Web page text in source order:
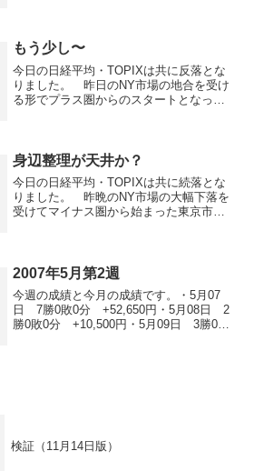
12,550円近辺で...
もう少し〜
今日の日経平均・TOPIXは共に反落とな
りました。 昨日のNY市場の地合を受け
る形でプラス圏からのスタートとなった
ることが出来...
身辺整理が天井か？
今日の日経平均・TOPIXは共に続落とな
りました。 昨晩のNY市場の大幅下落を
受けてマイナス圏から始まった東京市場
場に入ってからは、...
2007年5月第2週
今週の成績と今月の成績です。・5月07
日 7勝0敗0分 +52,650円・5月08日 2
勝0敗0分 +10,500円・5月09日 3勝0敗
検証（11月14日版）